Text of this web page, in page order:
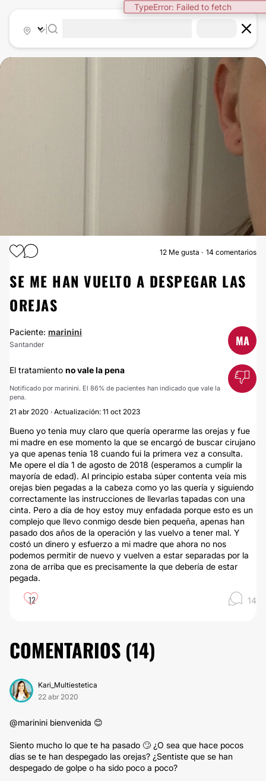
TypeError: Failed to fetch
OTOPLASTIA
12 Me gusta 14 comentarios
SE ME HAN VUELTO A DESPEGAR LAS
OREJAS
Paciente: marinini
Santander MA
El tratamiento no vale la pena
Notificado por marinini. El 86% de pacientes han indicado que vale la
pena.
21 abr 2020 · Actualización: 11 oct 2023
Bueno yo tenia muy claro que quería operarme las orejas y fue
mi madre en ese momento la que se encargó de buscar cirujano
ya que apenas tenia 18 cuando fui la primera vez a consulta.
Me opere el día 1 de agosto de 2018 (esperamos a cumplir la
mayoría de edad). Al principio estaba súper contenta veía mis
orejas bien pegadas a la cabeza como yo las quería y siguiendo
correctamente las instrucciones de llevarlas tapadas con una
cinta. Pero a día de hoy estoy muy enfadada porque esto es un
complejo que llevo conmigo desde bien pequeña, apenas han
pasado dos años de la operación y las vuelvo a tener mal. Y
costó un dinero y esfuerzo a mi madre que ahora no nos
podemos permitir de nuevo y vuelven a estar separadas por la
zona de arriba que es precisamente la que debería de estar
pegada.
12 14
COMENTARIOS (14)
Kari_Multiestetica
22 abr 2020
@marinini bienvenida 😊
Siento mucho lo que te ha pasado 🙄 ¿O sea que hace pocos
días se te han despegado las orejas? ¿Sentiste que se han
despegado de golpe o ha sido poco a poco?